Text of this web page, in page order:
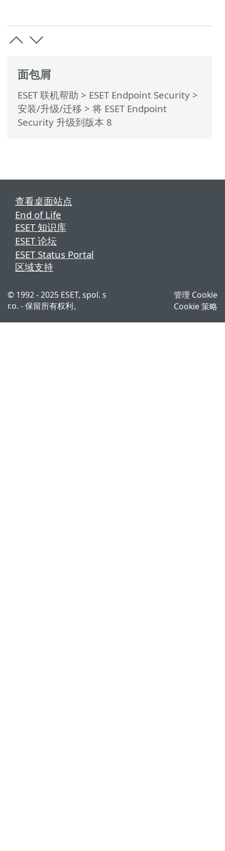
面包屑
ESET 联机帮助 > ESET Endpoint Security >
安装/升级/迁移 > 将 ESET Endpoint
Security 升级到版本 8
查看桌面站点
End of Life
ESET 知识库
ESET 论坛
ESET Status Portal
区域支持
© 1992 - 2025 ESET, spol. s
r.o. - 保留所有权利。
管理 Cookie
Cookie 策略